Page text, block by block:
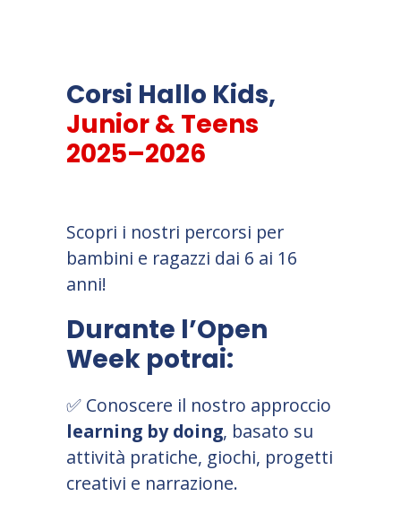
Corsi Hallo Kids,
Junior & Teens
2025–2026
Scopri i nostri percorsi per
bambini e ragazzi dai 6 ai 16
anni!
Durante l’Open
Week potrai:
✅ Conoscere il nostro approccio
learning by doing, basato su
attività pratiche, giochi, progetti
creativi e narrazione.